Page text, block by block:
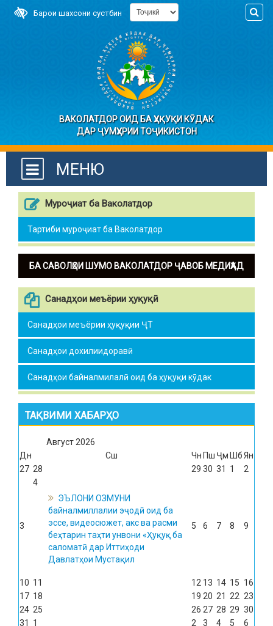
Барои шахсони сустбин
ВАКОЛАТДОР ОИД БА ҲУҚУҚИ КӮДАК
ДАР ҶУМҲУРИИ ТОҶИКИСТОН
МЕНЮ
Муроҷиат ба Ваколатдор
Тартиби муроҷиат ба Ваколатдор
БА САВОЛҲОИ ШУМО ВАКОЛАТДОР ҶАВОБ МЕДИҲАД
Санадҳои меъёрии ҳуқуқӣ
Санадҳои меъёрии ҳуқуқии ҶТ
Санадҳои дохилиидоравӣ
Санадҳои байналмилалӣ оид ба ҳуқуқи кӯдак
ТАҚВИМИ ХАБАРҲО
Август2026
Дн
Сш Чн Пш Ҷм ШбЯн
27 28 29 30 31 1 2
3
4
ЭЪЛОНИ ОЗМУНИ
байналмиллалии эҷодӣ оид ба
эссе, видеосюжет, акс ва расми
беҳтарин таҳти унвони «Ҳуқуқ ба
саломатӣ дар Иттиҳоди
Давлатҳои Мустақил
5 6 7 8 9
10 11 12 13 14 15 16
17 18 19 20 21 22 23
24 25 26 27 28 29 30
31
1 2 3 4 5 6